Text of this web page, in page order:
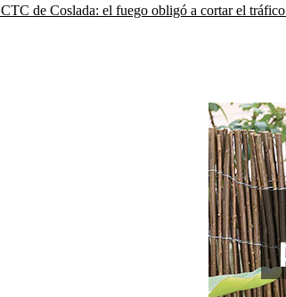
de Coslada: el fuego obligó a cortar el